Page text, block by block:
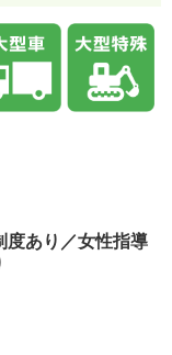
度あり／女性指導